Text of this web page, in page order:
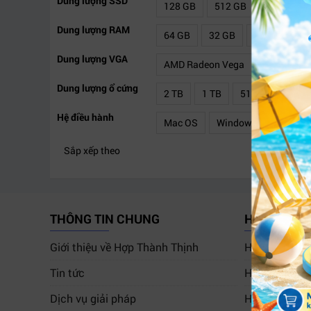
128 GB 512 GB 256 GB
Dung lượng RAM
64 GB 32 GB 16 GB 8
Dung lượng VGA
AMD Radeon Vega Intel
Dung lượng ổ cứng
2 TB 1 TB 512 GB
Hệ điều hành
Mac OS
Windows
Bộ vi xử lý
Intel Celeron Intel
Sắp xếp theo
THÔNG TIN CHUNG
Giới thiệu về Hợp Thành Thịnh
Tin tức
Dịch vụ giải pháp
HỖ TRỢ
Hướng dẫn
Hướng dẫn
Hướng dẫn